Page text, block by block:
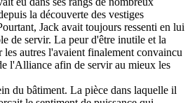
la découverte des vestiges
Jack avait toujours ressenti en lui
de servir. La peur d'être inutile et la
les autres l'avaient finalement convaincu
l'Alliance afin de servir au mieux les
du bâtiment. La pièce dans laquelle il